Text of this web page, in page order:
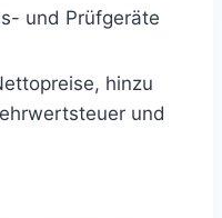
und Prüfgeräte
hinzu
und